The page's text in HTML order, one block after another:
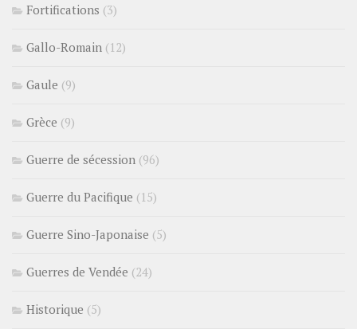
Fortifications (3)
Gallo-Romain (12)
Gaule (9)
Grèce (9)
Guerre de sécession (96)
Guerre du Pacifique (15)
Guerre Sino-Japonaise (5)
Guerres de Vendée (24)
Historique (5)